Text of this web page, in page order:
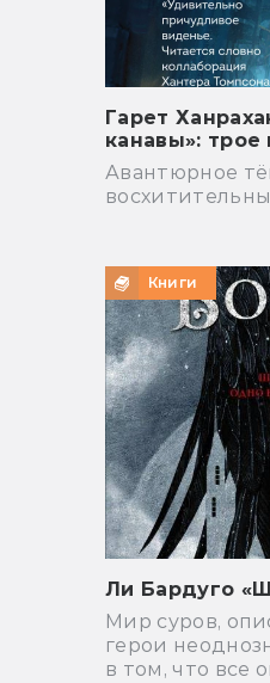
Гарет
канавы»: трое
Авантюрное
Книги
Ли Бардуго
Мир суров,
герои
в том, что все